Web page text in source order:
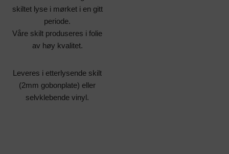
skiltet lyse i mørket i en gitt
periode.
Våre skilt produseres i folie
av høy kvalitet.
Leveres i etterlysende skilt
(2mm gobonplate) eller
selvklebende vinyl.